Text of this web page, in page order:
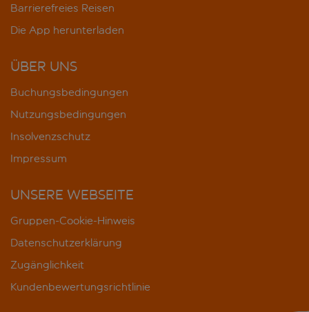
Barrierefreies Reisen
Die App herunterladen
ÜBER UNS
Buchungsbedingungen
Nutzungsbedingungen
Insolvenzschutz
Impressum
UNSERE WEBSEITE
Gruppen-Cookie-Hinweis
Datenschutzerklärung
Zugänglichkeit
Kundenbewertungsrichtlinie